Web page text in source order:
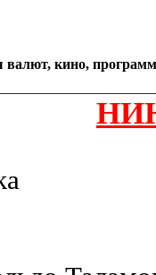
валют, кино,